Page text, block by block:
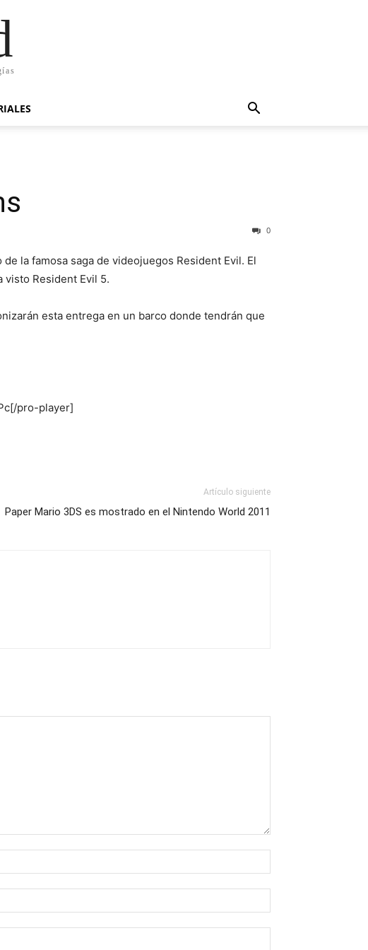
0
la famosa saga de videojuegos Resident Evil. El
visto Resident Evil 5.
esta entrega en un barco donde tendrán que
pro-player]
Artículo siguiente
Paper Mario 3DS es mostrado en el Nintendo World 2011